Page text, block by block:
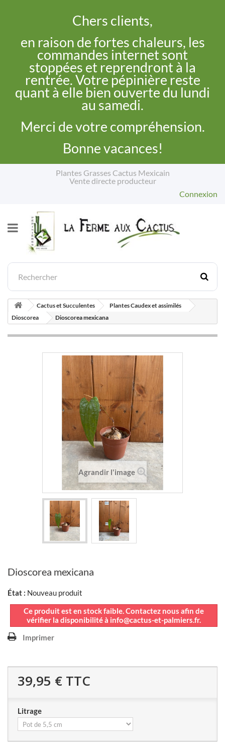
Chers clients,
en raison de fortes chaleurs, les
commandes internet sont
stoppées et reprendront à la
rentrée. Votre pépinière reste
quant à elle bien ouverte du lundi
au samedi.
Merci de votre compréhension.
Bonne vacances!
Plantes Grasses Cactus Mexicain
Vente directe producteur
Connexion
Cactus et Succulentes
Plantes Caudex et assimilés
Dioscorea
Dioscorea mexicana
Agrandir l'image
Dioscorea mexicana
État : Nouveau produit
Ce produit est en stock faible. Contactez nous afin de
vérifier la disponibilité à info@cactus-et-palmiers.fr.
Imprimer
39,95 € TTC
Litrage